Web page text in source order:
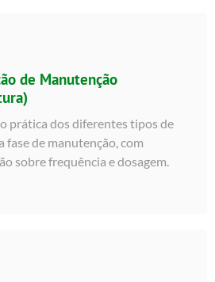
de Manutenção
prática dos diferentes tipos de
fase de manutenção, com
sobre frequência e dosagem.